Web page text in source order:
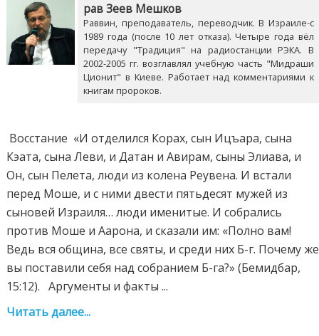
рав Зеев Мешков
Раввин, преподаватель, переводчик. В Израиле-с
1989 года (после 10 лет отказа). Четыре года вёл
передачу "Традиция" на радиостанции РЭКА. В
2002-2005 гг. возглавлял учебную часть "Мидраши
Ционит" в Киеве. Работает над комментариями к
книгам пророков.
Восстание «И отделился Корах, сын Ицъара, сына
Кэата, сына Леви, и Датан и Авирам, сыны Элиава, и
Он, сын Пелета, люди из колена Реувена. И встали
перед Моше, и с ними двести пятьдесят мужей из
сыновей Израиля… люди именитые. И собрались
против Моше и Аарона, и сказали им: «Полно вам!
Ведь вся община, все святы, и среди них Б-г. Почему же
вы поставили себя над собранием Б-га?» (Бемидбар,
15:12). Аргументы и факты ...
Читать далее...